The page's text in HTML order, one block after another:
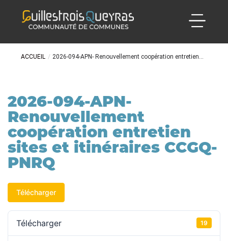
ACCUEIL / 2026-094-APN- Renouvellement coopération entretien...
2026-094-APN-
Renouvellement
coopération entretien
sites et itinéraires CCGQ-
PNRQ
Télécharger
Télécharger 19